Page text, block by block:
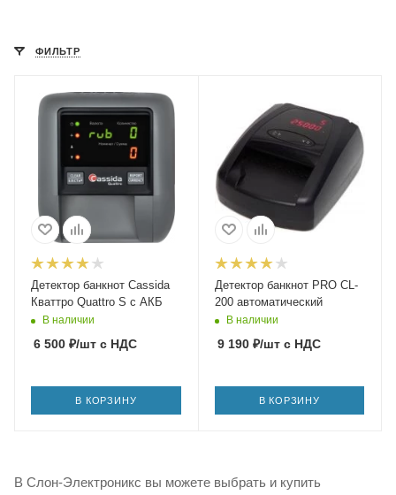
ФИЛЬТР
Детектор банкнот Cassida
Кваттро Quattro S с АКБ
В наличии
6 500 ₽/шт с НДС
В КОРЗИНУ
Детектор банкнот PRO CL-
200 автоматический
В наличии
9 190₽/штс НДС
В КОРЗИНУ
В Слон-Электроникс вы можете выбрать и купить